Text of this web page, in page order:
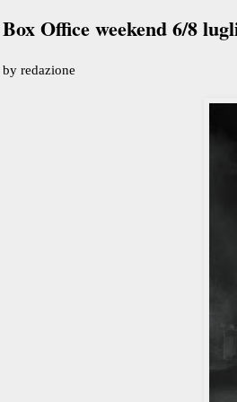
Box Office weekend 6/8
by redazione